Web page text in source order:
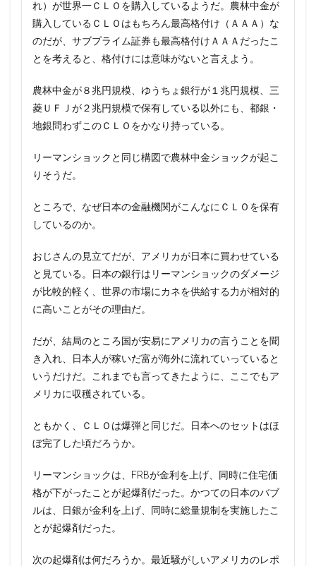
れ）が世界一ＣＬＯを購入しているようだ。農林中金が
購入しているＣＬＯはもちろん最高格付け（ＡＡＡ）な
のだが、サブプライム証券も最高格付けＡＡＡだったこ
とを考えると、格付けには意味がないと言えよう。
農林中金が８兆円規模、ゆうちょ銀行が１兆円規模、三
菱ＵＦＪが２兆円規模で保有している以外にも、都銀・
地銀問わずこのＣＬＯをかなり持っている。
リーマンショックと同じ構図で農林中金ショックが起こ
りそうだ。
ところで、なぜ日本の金融機関がこんなにＣＬＯを保有
しているのか。
おじさんの見立てだが、アメリカが日本に買わせている
と見ている。日本の銀行はリーマンショックのダメージ
が比較的軽く、世界の市場にカネを供給する力が相対的
に高いことがその理由だ。
だが、結局のところ国が安易にアメリカの言うことを聞
き入れ、日本人が稼いだ富が海外に流れていっていると
いうだけだ。これまでも言ってきたように、ここでもア
メリカに収穫されている。
ともかく、ＣＬＯは爆弾と同じだ。日本へのセットはほ
ぼ完了した頃だろうか。
リーマンショックは、FRBが金利を上げ、同時に住宅価
格が下がったことが起爆剤だった。かつての日本のバブ
ルは、日銀が金利を上げ、同時に総量規制を実施したこ
とが起爆剤だった。
次の起爆剤は何だろうか。最近騒がしいアメリカのレポ